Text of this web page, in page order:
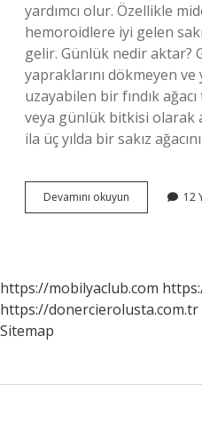
yardımcı olur. Özellikle
hemoroidlere iyi gelen
gelir. Günlük nedir aktar?
yapraklarını dökmeyen
uzayabilen bir fındık
veya günlük bitkisi olarak
ila üç yılda bir sakız
Devamını okuyun Aktarlardaki
Günlük
12
https://mobilyaclub.com
https://donercierolusta.com.tr
Sitemap